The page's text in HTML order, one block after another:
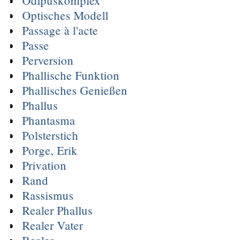
Optisches Modell
Passage à l'acte
Passe
Perversion
Phallische Funktion
Phallisches Genießen
Phallus
Phantasma
Polsterstich
Porge, Erik
Privation
Rand
Rassismus
Realer Phallus
Realer Vater